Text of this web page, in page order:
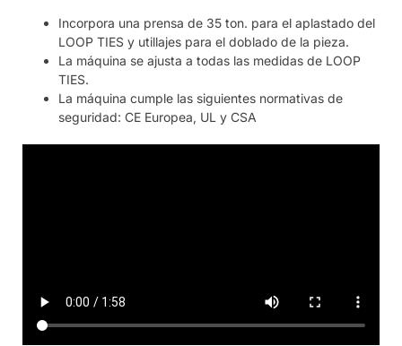
Incorpora una prensa de 35 ton. para el aplastado del
LOOP TIES y utillajes para el doblado de la pieza.
La máquina se ajusta a todas las medidas de LOOP
TIES.
La máquina cumple las siguientes normativas de
seguridad: CE Europea, UL y CSA